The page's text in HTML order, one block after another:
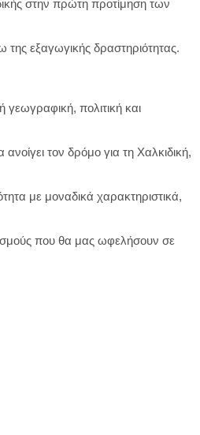
στην πρώτη προτίμηση των
εξαγωγικής δραστηριότητας.
πολιτική και
τον δρόμο για τη Χαλκιδική,
με μοναδικά χαρακτηριστικά,
που θα μας ωφελήσουν σε